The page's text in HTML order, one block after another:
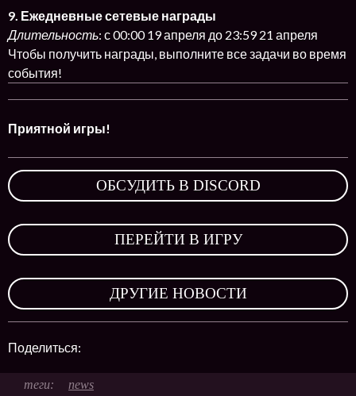
9. Ежедневные сетевые награды
Длительность: с 00:00 19 апреля до 23:59 21 апреля
Чтобы получить награды, выполните все задачи во время
события!
Приятной игры!
ОБСУДИТЬ В DISCORD
ПЕРЕЙТИ В ИГРУ
ДРУГИЕ НОВОСТИ
Поделиться:
news